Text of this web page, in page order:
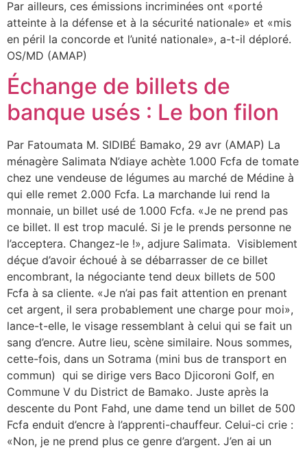
Par ailleurs, ces émissions incriminées ont «porté
atteinte à la défense et à la sécurité nationale» et «mis
en péril la concorde et l’unité nationale», a-t-il déploré.
OS/MD (AMAP)
Échange de billets de
banque usés : Le bon filon
Par Fatoumata M. SIDIBÉ Bamako, 29 avr (AMAP) La
ménagère Salimata N’diaye achète 1.000 Fcfa de tomate
chez une vendeuse de légumes au marché de Médine à
qui elle remet 2.000 Fcfa. La marchande lui rend la
monnaie, un billet usé de 1.000 Fcfa. «Je ne prend pas
ce billet. Il est trop maculé. Si je le prends personne ne
l’acceptera. Changez-le !», adjure Salimata. Visiblement
déçue d’avoir échoué à se débarrasser de ce billet
encombrant, la négociante tend deux billets de 500
Fcfa à sa cliente. «Je n’ai pas fait attention en prenant
cet argent, il sera probablement une charge pour moi»,
lance-t-elle, le visage ressemblant à celui qui se fait un
sang d’encre. Autre lieu, scène similaire. Nous sommes,
cette-fois, dans un Sotrama (mini bus de transport en
commun) qui se dirige vers Baco Djicoroni Golf, en
Commune V du District de Bamako. Juste après la
descente du Pont Fahd, une dame tend un billet de 500
Fcfa enduit d’encre à l’apprenti-chauffeur. Celui-ci crie :
«Non, je ne prend plus ce genre d’argent. J’en ai un